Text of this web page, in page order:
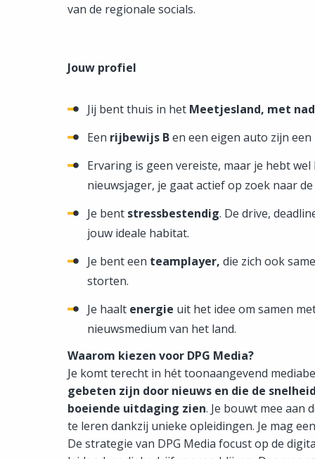
van de regionale socials.
Jouw profiel
Jij bent thuis in het Meetjesland, met
Een rijbewijs Ben een eigen auto zijn een
Ervaring is geen vereiste, maar je hebt wel
nieuwsjager, je gaat actief op zoek naar
Je bent stressbestendig. De drive,
jouw ideale habitat.
Je bent een teamplayer, die zich ook
storten.
Je haalt energie uit het idee om samen
nieuwsmedium van het land.
Waarom kiezen voor DPG Media?
Je komt terecht in hét toonaangevend
gebeten zijn door nieuws en die de
boeiende uitdaging zien. Je bouwt mee aan
te leren dankzij unieke opleidingen. Je mag
De strategie van DPG Media focust op de